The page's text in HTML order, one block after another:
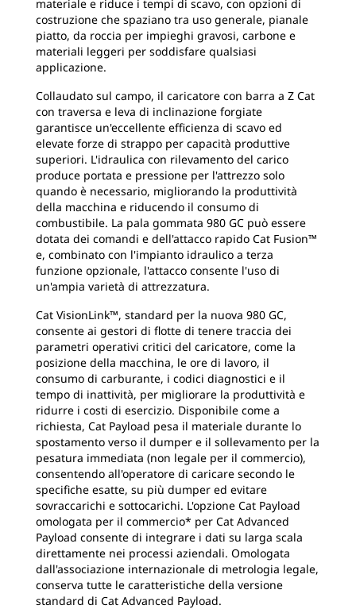
materiale e riduce i tempi di scavo, con opzioni di
costruzione che spaziano tra uso generale, pianale
piatto, da roccia per impieghi gravosi, carbone e
materiali leggeri per soddisfare qualsiasi
applicazione.
Collaudato sul campo, il caricatore con barra a Z Cat
con traversa e leva di inclinazione forgiate
garantisce un'eccellente efficienza di scavo ed
elevate forze di strappo per capacità produttive
superiori. L'idraulica con rilevamento del carico
produce portata e pressione per l'attrezzo solo
quando è necessario, migliorando la produttività
della macchina e riducendo il consumo di
combustibile. La pala gommata 980 GC può essere
dotata dei comandi e dell'attacco rapido Cat Fusion™
e, combinato con l'impianto idraulico a terza
funzione opzionale, l'attacco consente l'uso di
un'ampia varietà di attrezzatura.
Cat VisionLink™, standard per la nuova 980 GC,
consente ai gestori di flotte di tenere traccia dei
parametri operativi critici del caricatore, come la
posizione della macchina, le ore di lavoro, il
consumo di carburante, i codici diagnostici e il
tempo di inattività, per migliorare la produttività e
ridurre i costi di esercizio. Disponibile come a
richiesta, Cat Payload pesa il materiale durante lo
spostamento verso il dumper e il sollevamento per la
pesatura immediata (non legale per il commercio),
consentendo all'operatore di caricare secondo le
specifiche esatte, su più dumper ed evitare
sovraccarichi e sottocarichi. L'opzione Cat Payload
omologata per il commercio* per Cat Advanced
Payload consente di integrare i dati su larga scala
direttamente nei processi aziendali. Omologata
dall'associazione internazionale di metrologia legale,
conserva tutte le caratteristiche della versione
standard di Cat Advanced Payload.